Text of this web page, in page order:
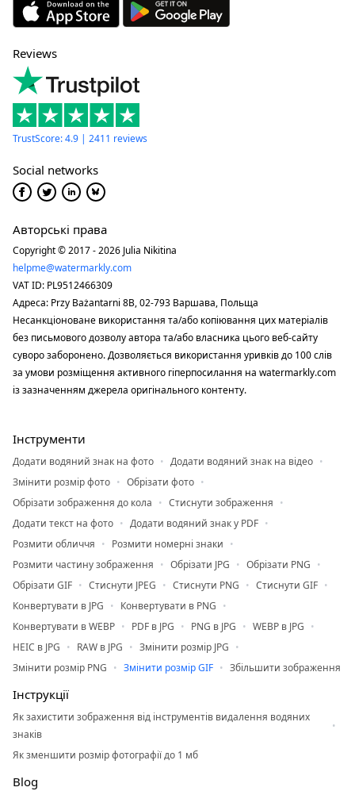
Reviews
TrustScore: 4.9 | 2411 reviews
Social networks
Авторські права
Copyright © 2017 - 2026 Julia Nikitina
helpme@watermarkly.com
VAT ID: PL9512466309
Адреса: Przy Bażantarni 8B, 02-793 Варшава, Польща
Несанкціоноване використання та/або копіювання цих матеріалів
без письмового дозволу автора та/або власника цього веб-сайту
суворо заборонено. Дозволяється використання уривків до 100 слів
за умови розміщення активного гіперпосилання на watermarkly.com
із зазначенням джерела оригінального контенту.
Інструменти
Додати водяний знак на фото
Додати водяний знак на відео
Змінити розмір фото
Обрізати фото
Обрізати зображення до кола
Стиснути зображення
Додати текст на фото
Додати водяний знак у PDF
Розмити обличчя
Розмити номерні знаки
Розмити частину зображення
Обрізати JPG
Обрізати PNG
Обрізати GIF
Стиснути JPEG Стиснути PNG
Стиснути GIF
Конвертувати в JPG
Конвертувати в PNG
Конвертувати в WEBP
PDF в JPG PNG в JPG
WEBP в JPG
HEIC в JPG
RAW в JPG
Змінити розмір JPG
Змінити розмір PNG
Змінити розмір GIF Збільшити зображення
Інструкції
Як захистити зображення від інструментів видалення водяних
знаків
Як зменшити розмір фотографії до 1 мб
Blog